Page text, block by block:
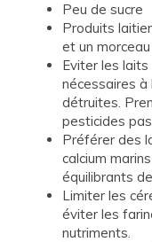
Peu de sucre
Produits
et un
Eviter les
nécessaires
détruites.
pesticides
Préférer des
calcium
équilibrants
Limiter les
éviter les
nutriments.